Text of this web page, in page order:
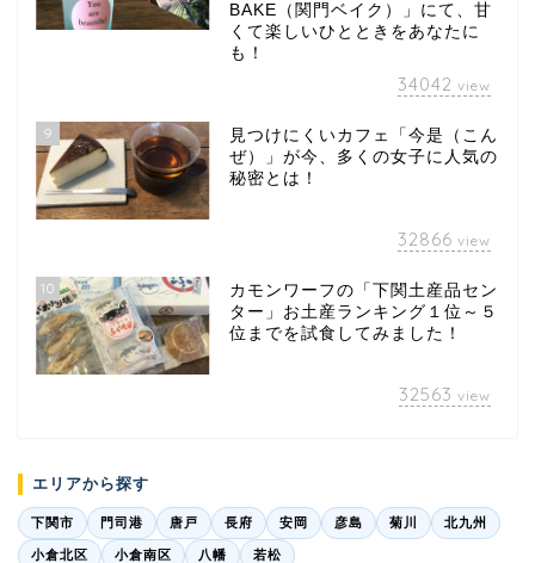
BAKE（関門ベイク）」にて、甘
くて楽しいひとときをあなたに
も！
34042 view
9
見つけにくいカフェ「今是（こん
ぜ）」が今、多くの女子に人気の
秘密とは！
32866 view
10
カモンワーフの「下関土産品セン
ター」お土産ランキング１位～５
位までを試食してみました！
32563 view
エリアから探す
下関市 門司港 唐戸 長府 安岡 彦島 菊川 北九州
小倉北区 小倉南区 八幡 若松